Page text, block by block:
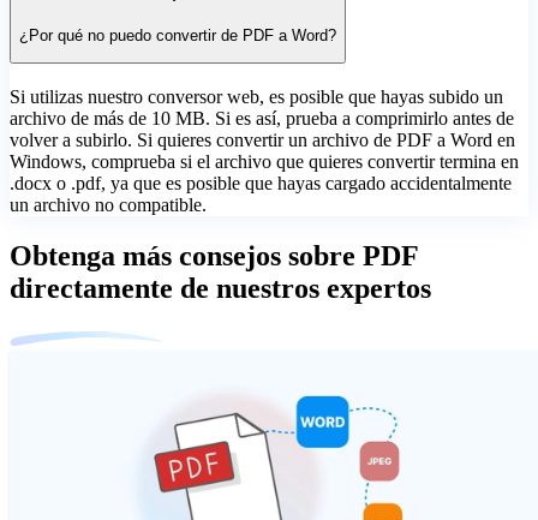
¿Por qué no puedo convertir de PDF a Word?
Si utilizas nuestro conversor web, es posible que hayas subido un
archivo de más de 10 MB. Si es así, prueba a comprimirlo antes de
volver a subirlo. Si quieres convertir un archivo de PDF a Word en
Windows, comprueba si el archivo que quieres convertir termina en
.docx o .pdf, ya que es posible que hayas cargado accidentalmente
un archivo no compatible.
Obtenga más consejos sobre PDF
directamente de nuestros expertos